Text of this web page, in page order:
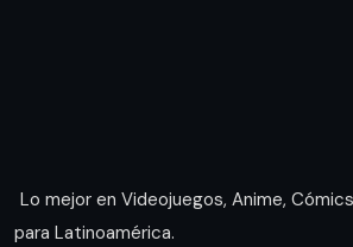
Lo mejor en Videojuegos, Anime,
para Latinoamérica.